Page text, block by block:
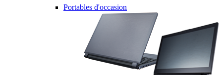
Portables d'occasion